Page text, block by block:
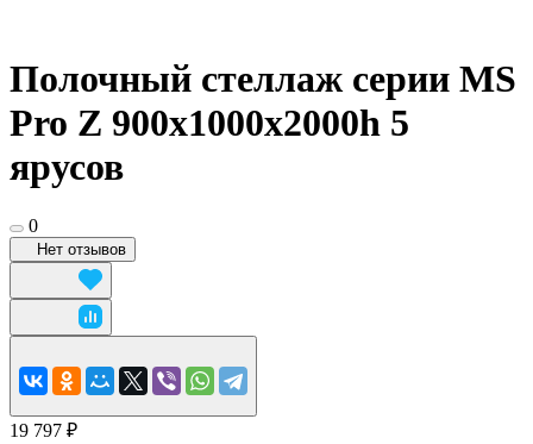
Полочный стеллаж серии MS
Pro Z 900x1000х2000h 5
ярусов
0
Нет отзывов
19 797 ₽